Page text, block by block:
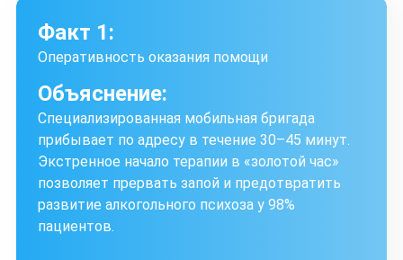
Факт 1:
Оперативность оказания помощи
Объяснение:
Специализированная мобильная бригада
прибывает по адресу в течение 30–45 минут.
Экстренное начало терапии в «золотой час»
позволяет прервать запой и предотвратить
развитие алкогольного психоза у 98%
пациентов.